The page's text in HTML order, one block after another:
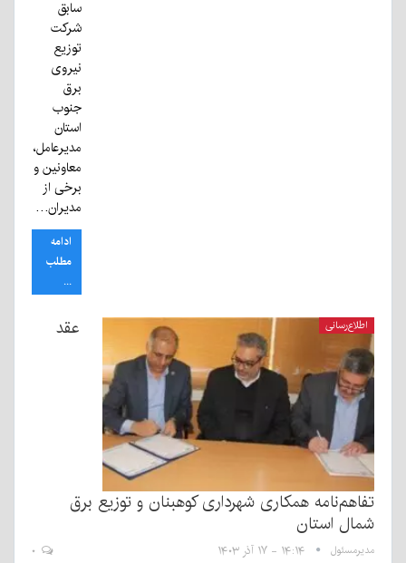
سابق
شرکت
توزیع
نیروی
برق
جنوب
استان
مدیرعامل،
معاونین و
برخی از
مدیران…
ادامه
مطلب
...
اطلاع‌رسانی عقد
تفاهم‌نامه همکاری شهرداری کوهبنان و توزیع برق
شمال استان
مدیرمسئول ۱۴:۱۴ - ۱۷ آذر ۱۴۰۳